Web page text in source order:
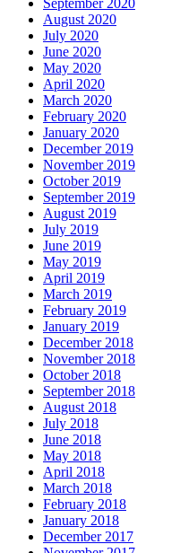
September 2020
August 2020
July 2020
June 2020
May 2020
April 2020
March 2020
February 2020
January 2020
December 2019
November 2019
October 2019
September 2019
August 2019
July 2019
June 2019
May 2019
April 2019
March 2019
February 2019
January 2019
December 2018
November 2018
October 2018
September 2018
August 2018
July 2018
June 2018
May 2018
April 2018
March 2018
February 2018
January 2018
December 2017